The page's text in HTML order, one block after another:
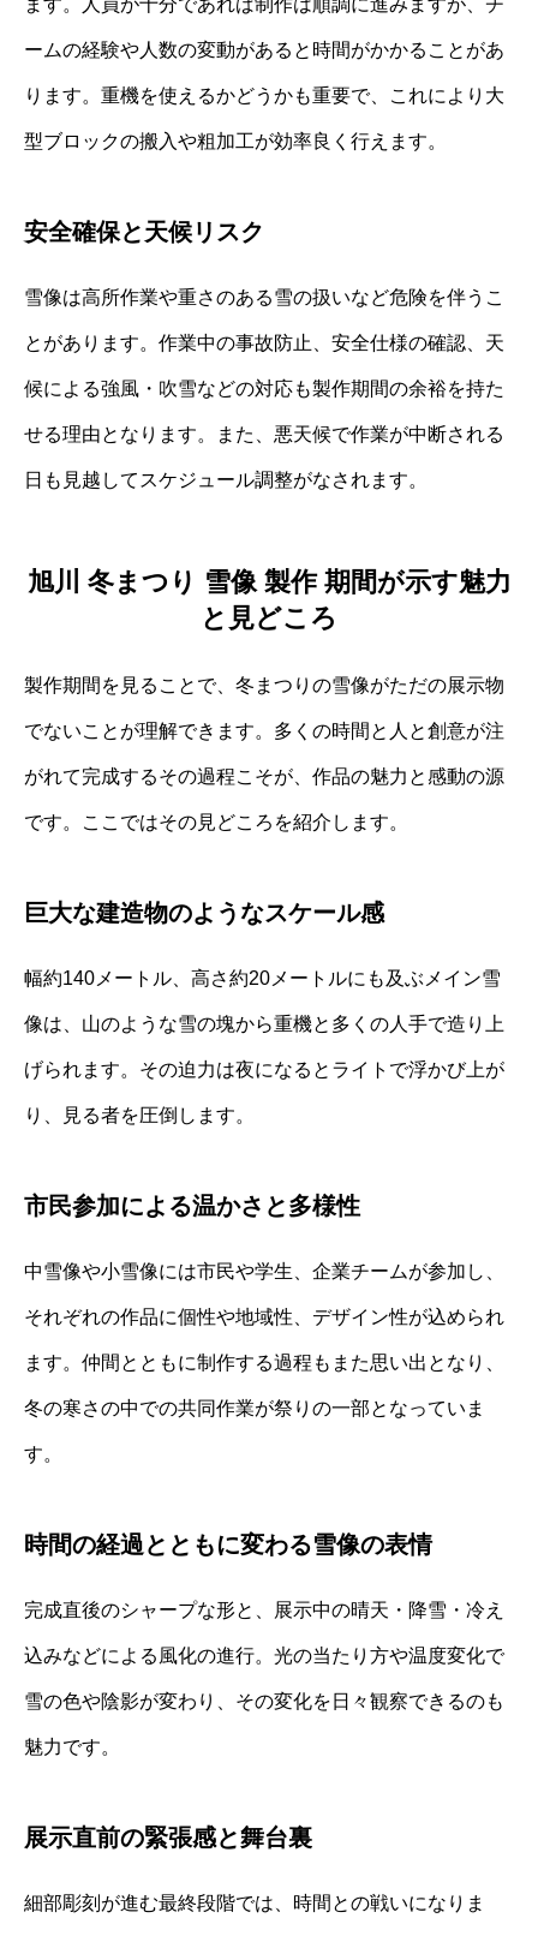
ます。人員が十分であれば制作は順調に進みますが、チ
ームの経験や人数の変動があると時間がかかることがあ
ります。重機を使えるかどうかも重要で、これにより大
型ブロックの搬入や粗加工が効率良く行えます。
安全確保と天候リスク
雪像は高所作業や重さのある雪の扱いなど危険を伴うこ
とがあります。作業中の事故防止、安全仕様の確認、天
候による強風・吹雪などの対応も製作期間の余裕を持た
せる理由となります。また、悪天候で作業が中断される
日も見越してスケジュール調整がなされます。
旭川 冬まつり 雪像 製作 期間が示す魅力
と見どころ
製作期間を見ることで、冬まつりの雪像がただの展示物
でないことが理解できます。多くの時間と人と創意が注
がれて完成するその過程こそが、作品の魅力と感動の源
です。ここではその見どころを紹介します。
巨大な建造物のようなスケール感
幅約140メートル、高さ約20メートルにも及ぶメイン雪
像は、山のような雪の塊から重機と多くの人手で造り上
げられます。その迫力は夜になるとライトで浮かび上が
り、見る者を圧倒します。
市民参加による温かさと多様性
中雪像や小雪像には市民や学生、企業チームが参加し、
それぞれの作品に個性や地域性、デザイン性が込められ
ます。仲間とともに制作する過程もまた思い出となり、
冬の寒さの中での共同作業が祭りの一部となっていま
す。
時間の経過とともに変わる雪像の表情
完成直後のシャープな形と、展示中の晴天・降雪・冷え
込みなどによる風化の進行。光の当たり方や温度変化で
雪の色や陰影が変わり、その変化を日々観察できるのも
魅力です。
展示直前の緊張感と舞台裏
細部彫刻が進む最終段階では、時間との戦いになりま